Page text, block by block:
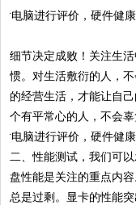
细节决定成败！关注生
惯。对生活敷衍的人，
的经营生活，才能让自
个有平常心的人，不会
二、性能测试，我们可
盘性能是关注的重点内
总是过剩。显卡的性能